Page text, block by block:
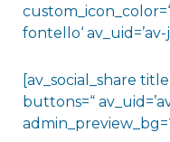
fontello‘
[av_social_share
buttons=“